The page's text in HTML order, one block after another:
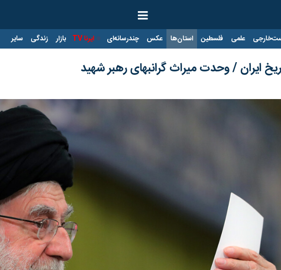
علمی فلسطین استان‌ها عکس چندرسانه‌ای ایرنا TV بازار زندگی سایر
ایران / وحدت میراث گرانبهای رهبر شهید